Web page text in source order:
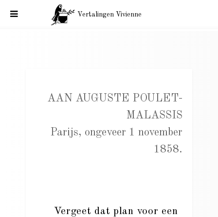
Vertalingen Vivienne
AAN AUGUSTE POULET-
MALASSIS
Parijs, ongeveer 1 november
1858.
Vergeet dat plan voor een